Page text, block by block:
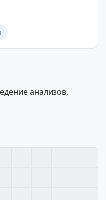
анализов,